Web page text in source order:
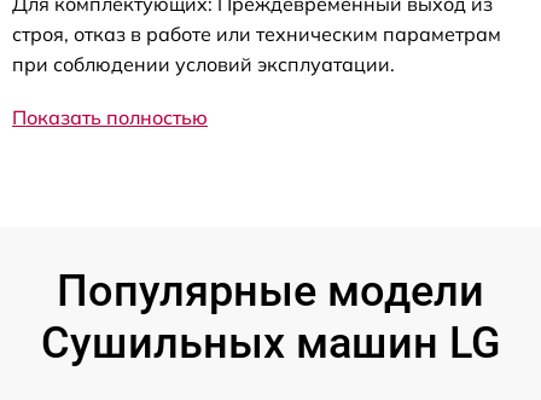
строя, отказ в работе или техническим параметрам
при соблюдении условий эксплуатации.
Показать полностью
Популярные модели
Сушильных машин LG